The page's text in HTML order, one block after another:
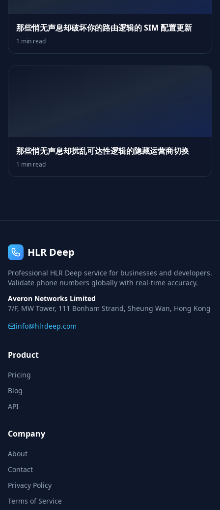
那些悄无声息却破坏你的路由逻辑的 SIM 配置更新
1 min read
那些悄无声息却扰乱可达性逻辑的隐藏运营商切换
1 min read
HLR Deep
Professional HLR Deep service for businesses and developers.
Validate phone numbers globally with real-time accuracy.
Averon Networks Limited
7/F, MW Tower, 111 Bonham Strand, Sheung Wan, Hong Kong
info@hlrdeep.com
Product
Pricing
Blog
API
Company
About
Contact
Privacy Policy
Terms of Service